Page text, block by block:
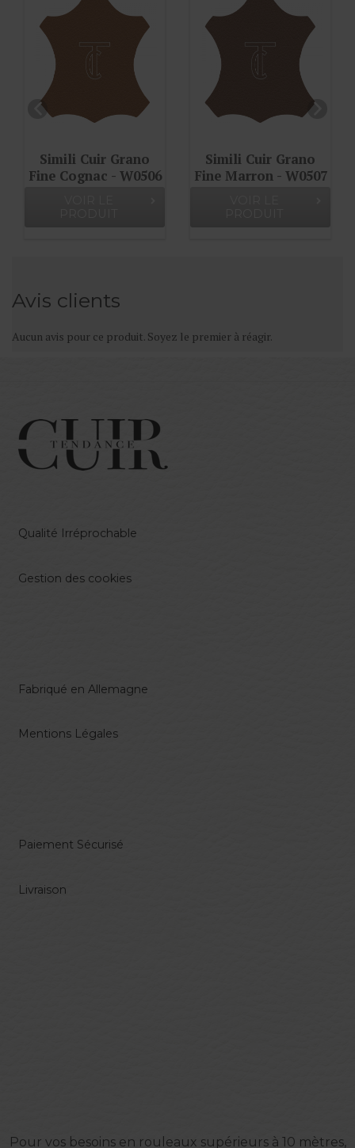
Cuir Grano
- W0506
Simili Cuir Grano
Fine Marron - W0507
Simili
Fine
Avis clients
Aucun avis pour ce produit. Soyez le premier à réagir.
Qualité Irréprochable
Gestion des cookies
Fabriqué en Allemagne
Mentions Légales
Paiement Sécurisé
Livraison
Pour vos besoins en rouleaux supérieurs à 10 mètres,